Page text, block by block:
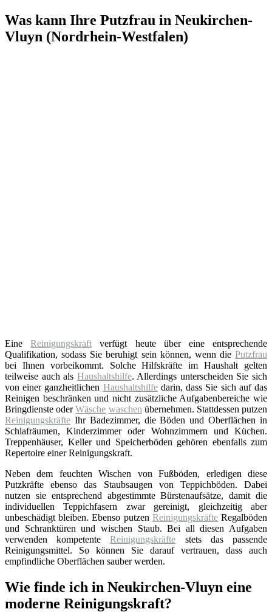
Was kann Ihre Putzfrau in Neukirchen-
Vluyn (Nordrhein-Westfalen)
EineReinigungskraft verfügt heute über eine entsprechende
Qualifikation, sodass Sie beruhigt sein können, wenn die Putzfrau
bei Ihnen vorbeikommt. Solche Hilfskräfte im Haushalt gelten
teilweise auch als Haushaltshilfe. Allerdings unterscheiden Sie sich
von einer ganzheitlichen Haushaltshilfedarin, dass Sie sich auf das
Reinigen beschränken und nicht zusätzliche Aufgabenbereiche wie
Bringdienste oderWäsche waschen übernehmen. Stattdessen putzen
Reinigungskräfte Ihr Badezimmer, die Böden und Oberflächen in
Schlafräumen, Kinderzimmer oder Wohnzimmern und Küchen.
Treppenhäuser, Keller und Speicherböden gehören ebenfalls zum
Repertoire einer Reinigungskraft.
Neben dem feuchten Wischen von Fußböden, erledigen diese
Putzkräfte ebenso das Staubsaugen von Teppichböden. Dabei
nutzen sie entsprechend abgestimmte Bürstenaufsätze, damit die
individuellen Teppichfasern zwar gereinigt, gleichzeitig aber
unbeschädigt bleiben. Ebenso putzen ReinigungskräfteRegalböden
und Schranktüren und wischen Staub. Bei all diesen Aufgaben
verwenden kompetenteReinigungskräfte stets das passende
Reinigungsmittel. So können Sie darauf vertrauen, dass auch
empfindliche Oberflächen sauber werden.
Wie finde ich in Neukirchen-Vluyn eine
moderne Reinigungskraft?